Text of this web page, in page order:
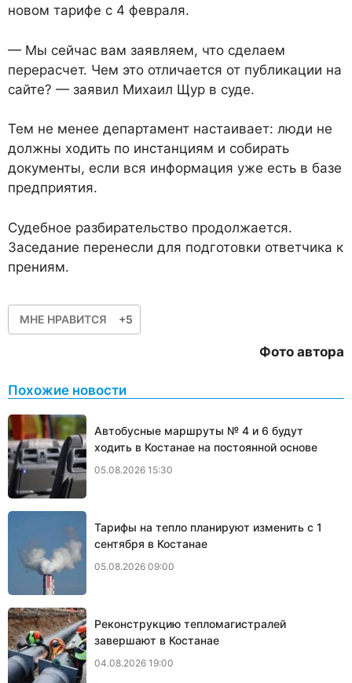
новом тарифе с 4 февраля.
— Мы сейчас вам заявляем, что сделаем
перерасчет. Чем это отличается от публикации на
сайте? — заявил Михаил Щур в суде.
Тем не менее департамент настаивает: люди не
должны ходить по инстанциям и собирать
документы, если вся информация уже есть в базе
предприятия.
Судебное разбирательство продолжается.
Заседание перенесли для подготовки ответчика к
прениям.
МНЕ НРАВИТСЯ +5
Фото автора
Похожие новости
Автобусные маршруты № 4 и 6 будут
ходить в Костанае на постоянной основе
05.08.2026 15:30
Тарифы на тепло планируют изменить с 1
сентября в Костанае
05.08.2026 09:00
Реконструкцию тепломагистралей
завершают в Костанае
04.08.2026 19:00